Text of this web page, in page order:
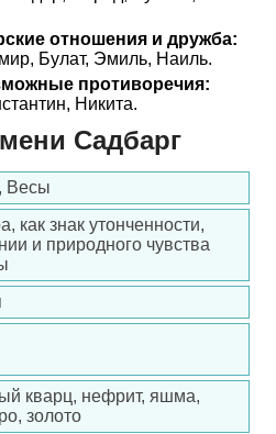
отношения и дружба:
Булат, Эмиль, Наиль.
противоречия:
Никита.
Садбарг
Весы
как знак утонченности,
и природного чувства
кварц, нефрит, яшма,
золото